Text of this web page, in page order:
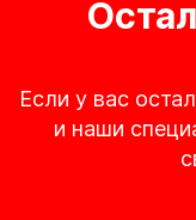
Если у вас
и наши